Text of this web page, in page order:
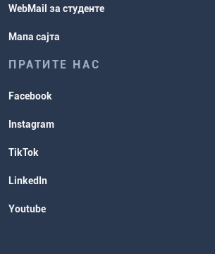
WebMail за студенте
Мапа сајта
ПРАТИТЕ НАС
Facebook
Instagram
TikTok
LinkedIn
Youtube